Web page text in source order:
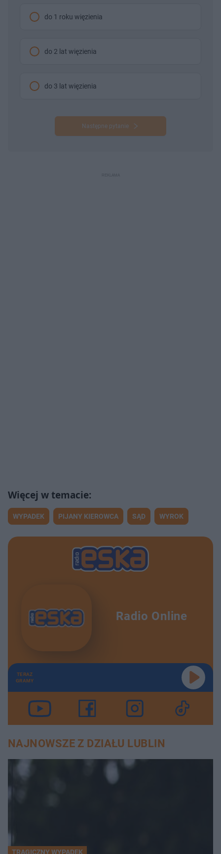
do 1 roku więzienia
do 2 lat więzienia
do 3 lat więzienia
Następne pytanie
WYPADEK PIJANY KIEROWCA SĄD WYROK
Radio Online
TERAZ
GRAMY
NAJNOWSZE Z DZIAŁU LUBLIN
TRAGICZNY WYPADEK